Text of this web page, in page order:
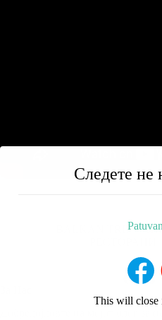
BALKAN TRIP
Следете не
This will